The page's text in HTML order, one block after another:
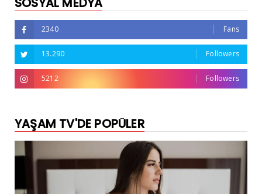
2340 Fans
13.290 Followers
5212 Followers
YAŞAM TV'DE POPÜLER